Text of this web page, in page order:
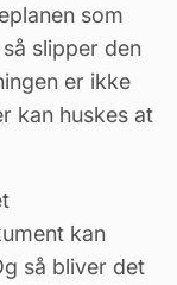
som
slipper den
er ikke
kan huskes at
kan
så bliver det